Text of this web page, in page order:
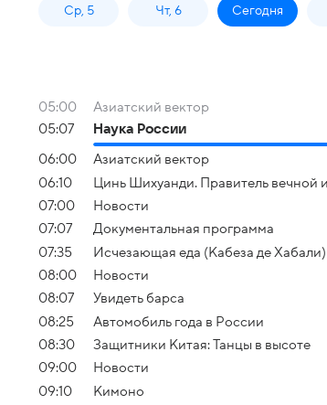
Ср, 5 Чт, 6 Сегодня
05:00
Азиатский вектор
05:07
Наука России
06:00
Азиатский вектор
06:10
Цинь Шихуанди. Правитель
07:00
Новости
07:07
Документальная программа
07:35
Исчезающая еда (Кабеза де Хабали)
08:00
Новости
08:07
Увидеть барса
08:25
Автомобиль года в России
08:30
Защитники Китая: Танцы в высоте
09:00
Новости
09:10
Кимоно